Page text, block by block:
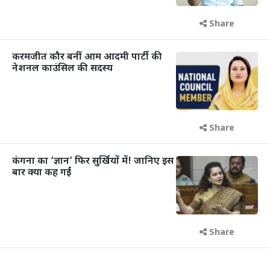
Share
करमजीत कौर बनीं आम आदमी पार्टी की
नेशनल काउंसिल की सदस्य
Share
कंगना का ‘ज्ञान’ फिर सुर्खियों में! जानिए इस
बार क्या कह गईं
Share